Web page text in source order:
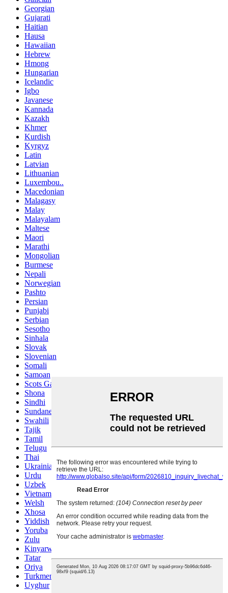
Georgian
Gujarati
Haitian
Hausa
Hawaiian
Hebrew
Hmong
Hungarian
Icelandic
Igbo
Javanese
Kannada
Kazakh
Khmer
Kurdish
Kyrgyz
Latin
Latvian
Lithuanian
Luxembou..
Macedonian
Malagasy
Malay
Malayalam
Maltese
Maori
Marathi
Mongolian
Burmese
Nepali
Norwegian
Pashto
Persian
Punjabi
Serbian
Sesotho
Sinhala
Slovak
Slovenian
Somali
Samoan
Scots Gaelic
Shona
Sindhi
Sundanese
Swahili
Tajik
Tamil
Telugu
Thai
Ukrainian
Urdu
Uzbek
Vietnamese
Welsh
Xhosa
Yiddish
Yoruba
Zulu
Kinyarwanda
Tatar
Oriya
Turkmen
Uyghur